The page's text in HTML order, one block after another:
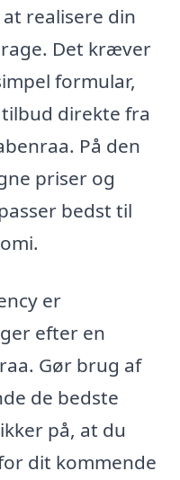
realisere din
Det kræver
formular,
direkte fra
På den
priser og
bedst til
er
efter en
Gør brug af
de bedste
på, at du
dit kommende